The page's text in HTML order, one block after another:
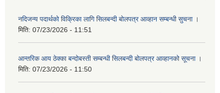
नदिजन्य पदार्थको विक्रिका लागि सिलबन्दी बोलपत्र आव्हान सम्बन्धी सुचना ।
मिति: 07/23/2026 - 11:51
आन्तरिक आय ठेक्का बन्दोबस्ती सम्बन्धी सिलबन्दी बोलपत्र आव्हानको सूचना ।
मिति: 07/23/2026 - 11:50